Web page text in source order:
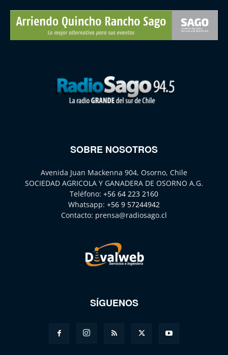
SOBRE NOSOTROS
Avenida Juan Mackenna 904, Osorno, Chile
SOCIEDAD AGRICOLA Y GANADERA DE OSORNO A.G.
Teléfono: +56 64 223 2160
Whatsapp: +56 9 57244942
Contacto: prensa@radiosago.cl
SÍGUENOS